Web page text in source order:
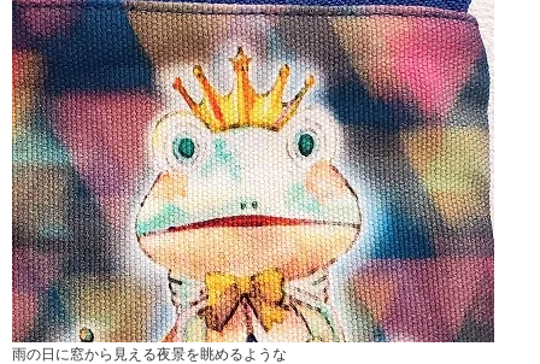
雨の日に窓から見える夜景を眺めるような